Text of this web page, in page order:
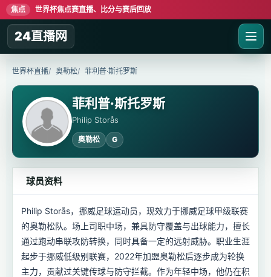
焦点 世界杯焦点赛直播、比分与赛后回放
24直播网
世界杯直播 奥勒松 菲利普·斯托罗斯
菲利普·斯托罗斯
Philip Storås
奥勒松 G
球员资料
Philip Storås，挪威足球运动员，现效力于挪威足球甲级联赛
的奥勒松队。场上司职中场，兼具防守覆盖与出球能力，擅长
通过跑动串联攻防转换，同时具备一定的远射威胁。职业生涯
起步于挪威低级别联赛，2022年加盟奥勒松后逐步成为轮换
主力，贡献过关键传球与防守拦截。作为年轻中场，他仍在积